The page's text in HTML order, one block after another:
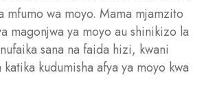
mfumo wa moyo. Mama mjamzito
magonjwa ya moyo au shinikizo la
sana na faida hizi, kwani
kudumisha afya ya moyo kwa